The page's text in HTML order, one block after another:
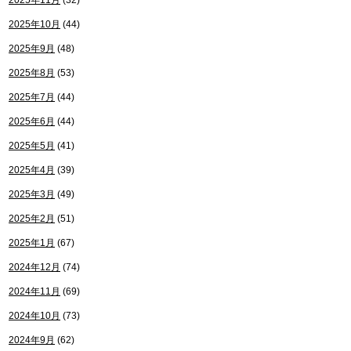
2025年10月 (44)
2025年9月 (48)
2025年8月 (53)
2025年7月 (44)
2025年6月 (44)
2025年5月 (41)
2025年4月 (39)
2025年3月 (49)
2025年2月 (51)
2025年1月 (67)
2024年12月 (74)
2024年11月 (69)
2024年10月 (73)
2024年9月 (62)